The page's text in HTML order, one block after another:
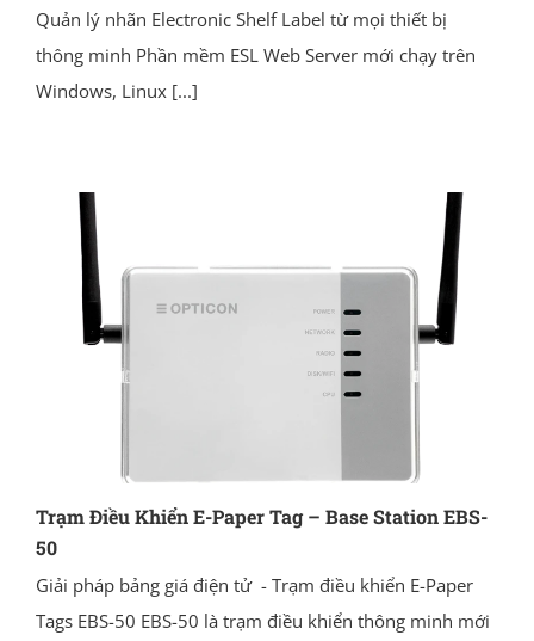
Quản lý nhãn Electronic Shelf Label từ mọi thiết bị
thông minh Phần mềm ESL Web Server mới chạy trên
Windows, Linux[...]
Trạm Điều Khiển E-Paper Tag – Base Station EBS-
50
Giải pháp bảng giá điện tử - Trạm điều khiển E-Paper
Tags EBS-50 EBS-50 là trạm điều khiển thông minh mới